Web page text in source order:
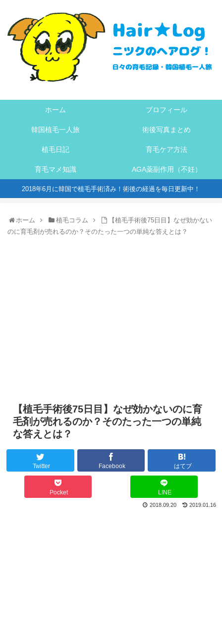
ホーム プロフィール
韓国植毛一人旅 術後写真まとめ
植毛日記 育毛ケア方法
育毛マメ知識 AGA薬副作用（不妊）
2018年6月に韓国で植毛手術済み！術後の経過を毎日更新中！
ホーム 植毛コラム
【植毛手術後75日目】なぜ効かない
のに育毛剤が売れるのか？そのたった一つの単純な答えとは？
【植毛手術後75日目】なぜ効かないのに育
毛剤が売れるのか？そのたった一つの単純
な答えとは？
Twitter Facebook はてブ
Pocket LINE
2019.01.16
2018.09.20